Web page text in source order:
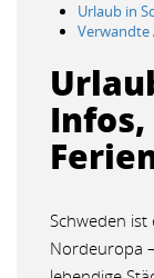
Urlaub in
Verwandte
Schweden ist
Nordeuropa